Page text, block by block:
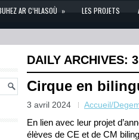
AR C’HLASOÙ » LES PROJETS
DAILY ARCHIVES:
Cirque en
3 avril 2024 Accueil/
En lien avec leur projet
élèves de CE et de CM